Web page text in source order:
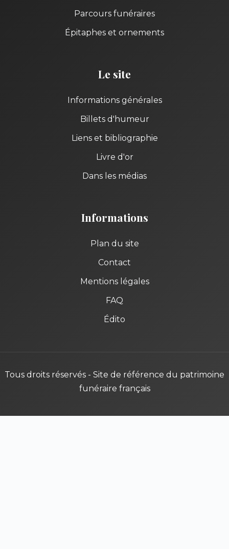
Parcours funéraires
Épitaphes et ornements
Le site
Informations générales
Billets d'humeur
Liens et bibliographie
Livre d'or
Dans les médias
Informations
Plan du site
Contact
Mentions légales
FAQ
Édito
Tous droits réservés - Site de référence du patrimoine
funéraire français